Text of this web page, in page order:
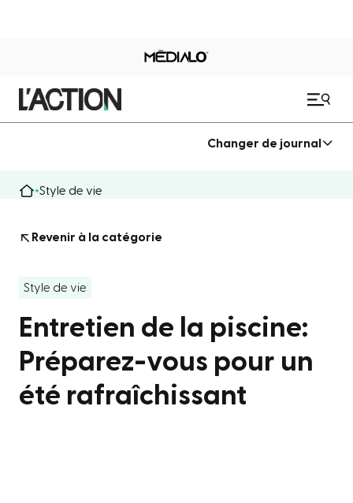
Changer de journal
Style de vie
Revenir à la catégorie
Style de vie
Entretien de la piscine:
Préparez-vous pour un
été rafraîchissant